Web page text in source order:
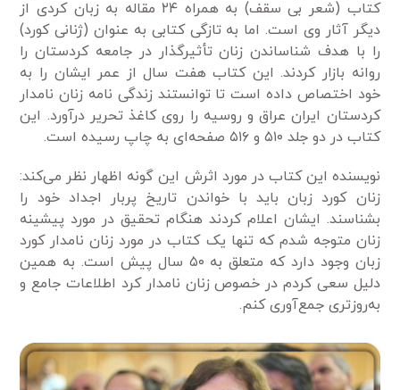
کتاب (شعر بی سقف) به همراه ۲۴ مقاله به زبان کردی از
دیگر آثار وی است. اما به تازگی کتابی به عنوان (ژنانی کورد)
را با هدف شناساندن زنان تأثیرگذار در جامعه کردستان را
روانه بازار کردند. این کتاب هفت سال از عمر ایشان را به
خود اختصاص داده است تا توانستند زندگی نامه زنان نامدار
کردستان ایران عراق و روسیه را روی کاغذ تحریر درآورد. این
کتاب در دو جلد ۵۱۰ و ۵۱۶ صفحه‌ای به چاپ رسیده است.
نویسنده این کتاب در مورد اثرش این گونه اظهار نظر می‌کند:
زنان کورد زبان باید با خواندن تاریخ پربار اجداد خود را
بشناسند. ایشان اعلام کردند هنگام تحقیق در مورد پیشینه
زنان متوجه شدم که تنها یک کتاب در مورد زنان نامدار کورد
زبان وجود دارد که متعلق به ۵۰ سال پیش است. به همین
دلیل سعی کردم در خصوص زنان نامدار کرد اطلاعات جامع و
به‌روزتری جمع‌آوری کنم.